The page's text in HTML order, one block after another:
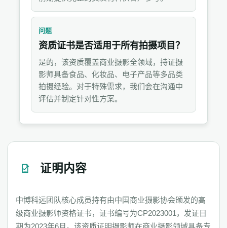
问题
资质证书是否适用于所有拍摄项目？
是的，该资质覆盖商业摄影全领域，持证摄
影师具备食品、化妆品、电子产品等多品类
拍摄经验。对于特殊需求，我们会在沟通中
评估并制定针对性方案。
证明内容
中博科远团队核心成员持有由中国商业摄影协会颁发的高
级商业摄影师资格证书，证书编号为CP2023001，发证日
期为2023年6月。该资质证明摄影师在商业摄影领域具备专